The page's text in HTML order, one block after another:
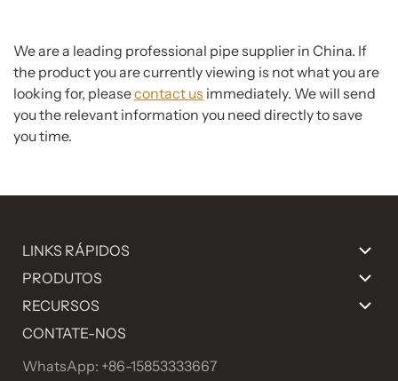
We are a leading professional pipe supplier in China. If
the product you are currently viewing is not what you are
looking for, pleasecontact us immediately. We will send
you the relevant information you need directly to save
you time.
LINKS RÁPIDOS
PRODUTOS
RECURSOS
CONTATE-NOS
WhatsApp: +86-15853333667